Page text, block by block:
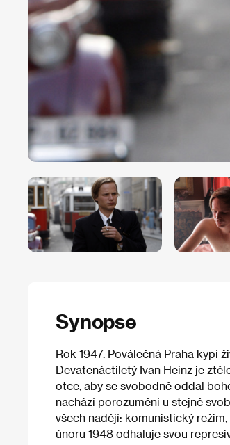
Synopse
Rok 1947. Poválečná Praha kypí
Devatenáctiletý Ivan Heinz je
otce, aby se svobodně oddal
nachází porozumění u stejně
všech nadějí: komunistický
únoru 1948 odhaluje svou